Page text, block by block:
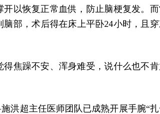
以恢复正常血供，防止脑梗复发。
部，术后得在床上平卧24小时，且
焦躁不安、浑身难受，说什么也不
洪超主任医师团队已成熟开展手腕“